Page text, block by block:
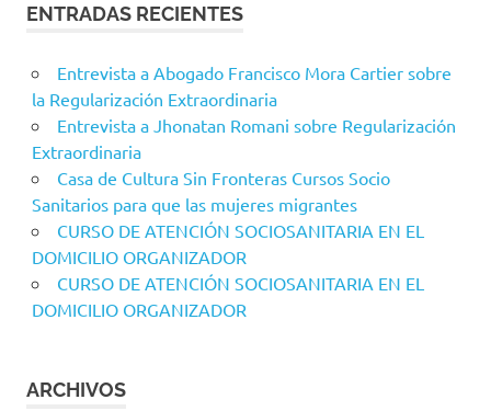
ENTRADAS RECIENTES
Entrevista a Abogado Francisco Mora Cartier sobre
la Regularización Extraordinaria
Entrevista a Jhonatan Romani sobre Regularización
Extraordinaria
Casa de Cultura Sin Fronteras Cursos Socio
Sanitarios para que las mujeres migrantes
CURSO DE ATENCIÓN SOCIOSANITARIA EN EL
DOMICILIO ORGANIZADOR
CURSO DE ATENCIÓN SOCIOSANITARIA EN EL
DOMICILIO ORGANIZADOR
ARCHIVOS